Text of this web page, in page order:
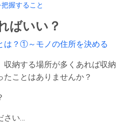
握すること
ばいい？
？①～モノの住所を決める
収納する場所が多くあれば収納
ことはありませんか？
さい…